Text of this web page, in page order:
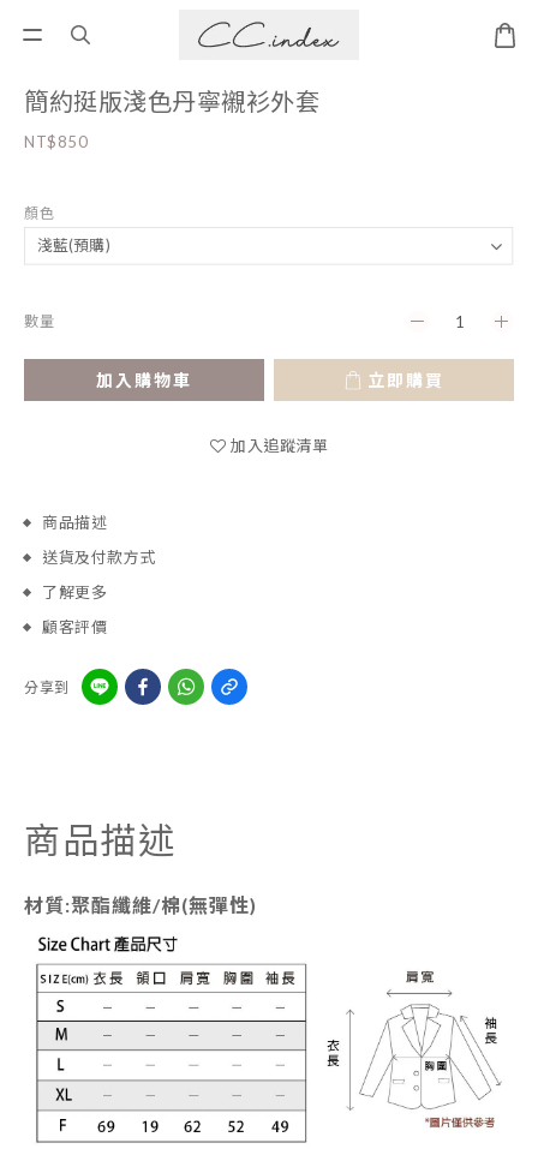
簡約挺版淺色丹寧襯衫外套
NT$850
顏色
數量
加入購物車 立即購買
加入追蹤清單
商品描述
送貨及付款方式
了解更多
顧客評價
分享到
商品描述
材質:聚酯纖維/棉(無彈性)